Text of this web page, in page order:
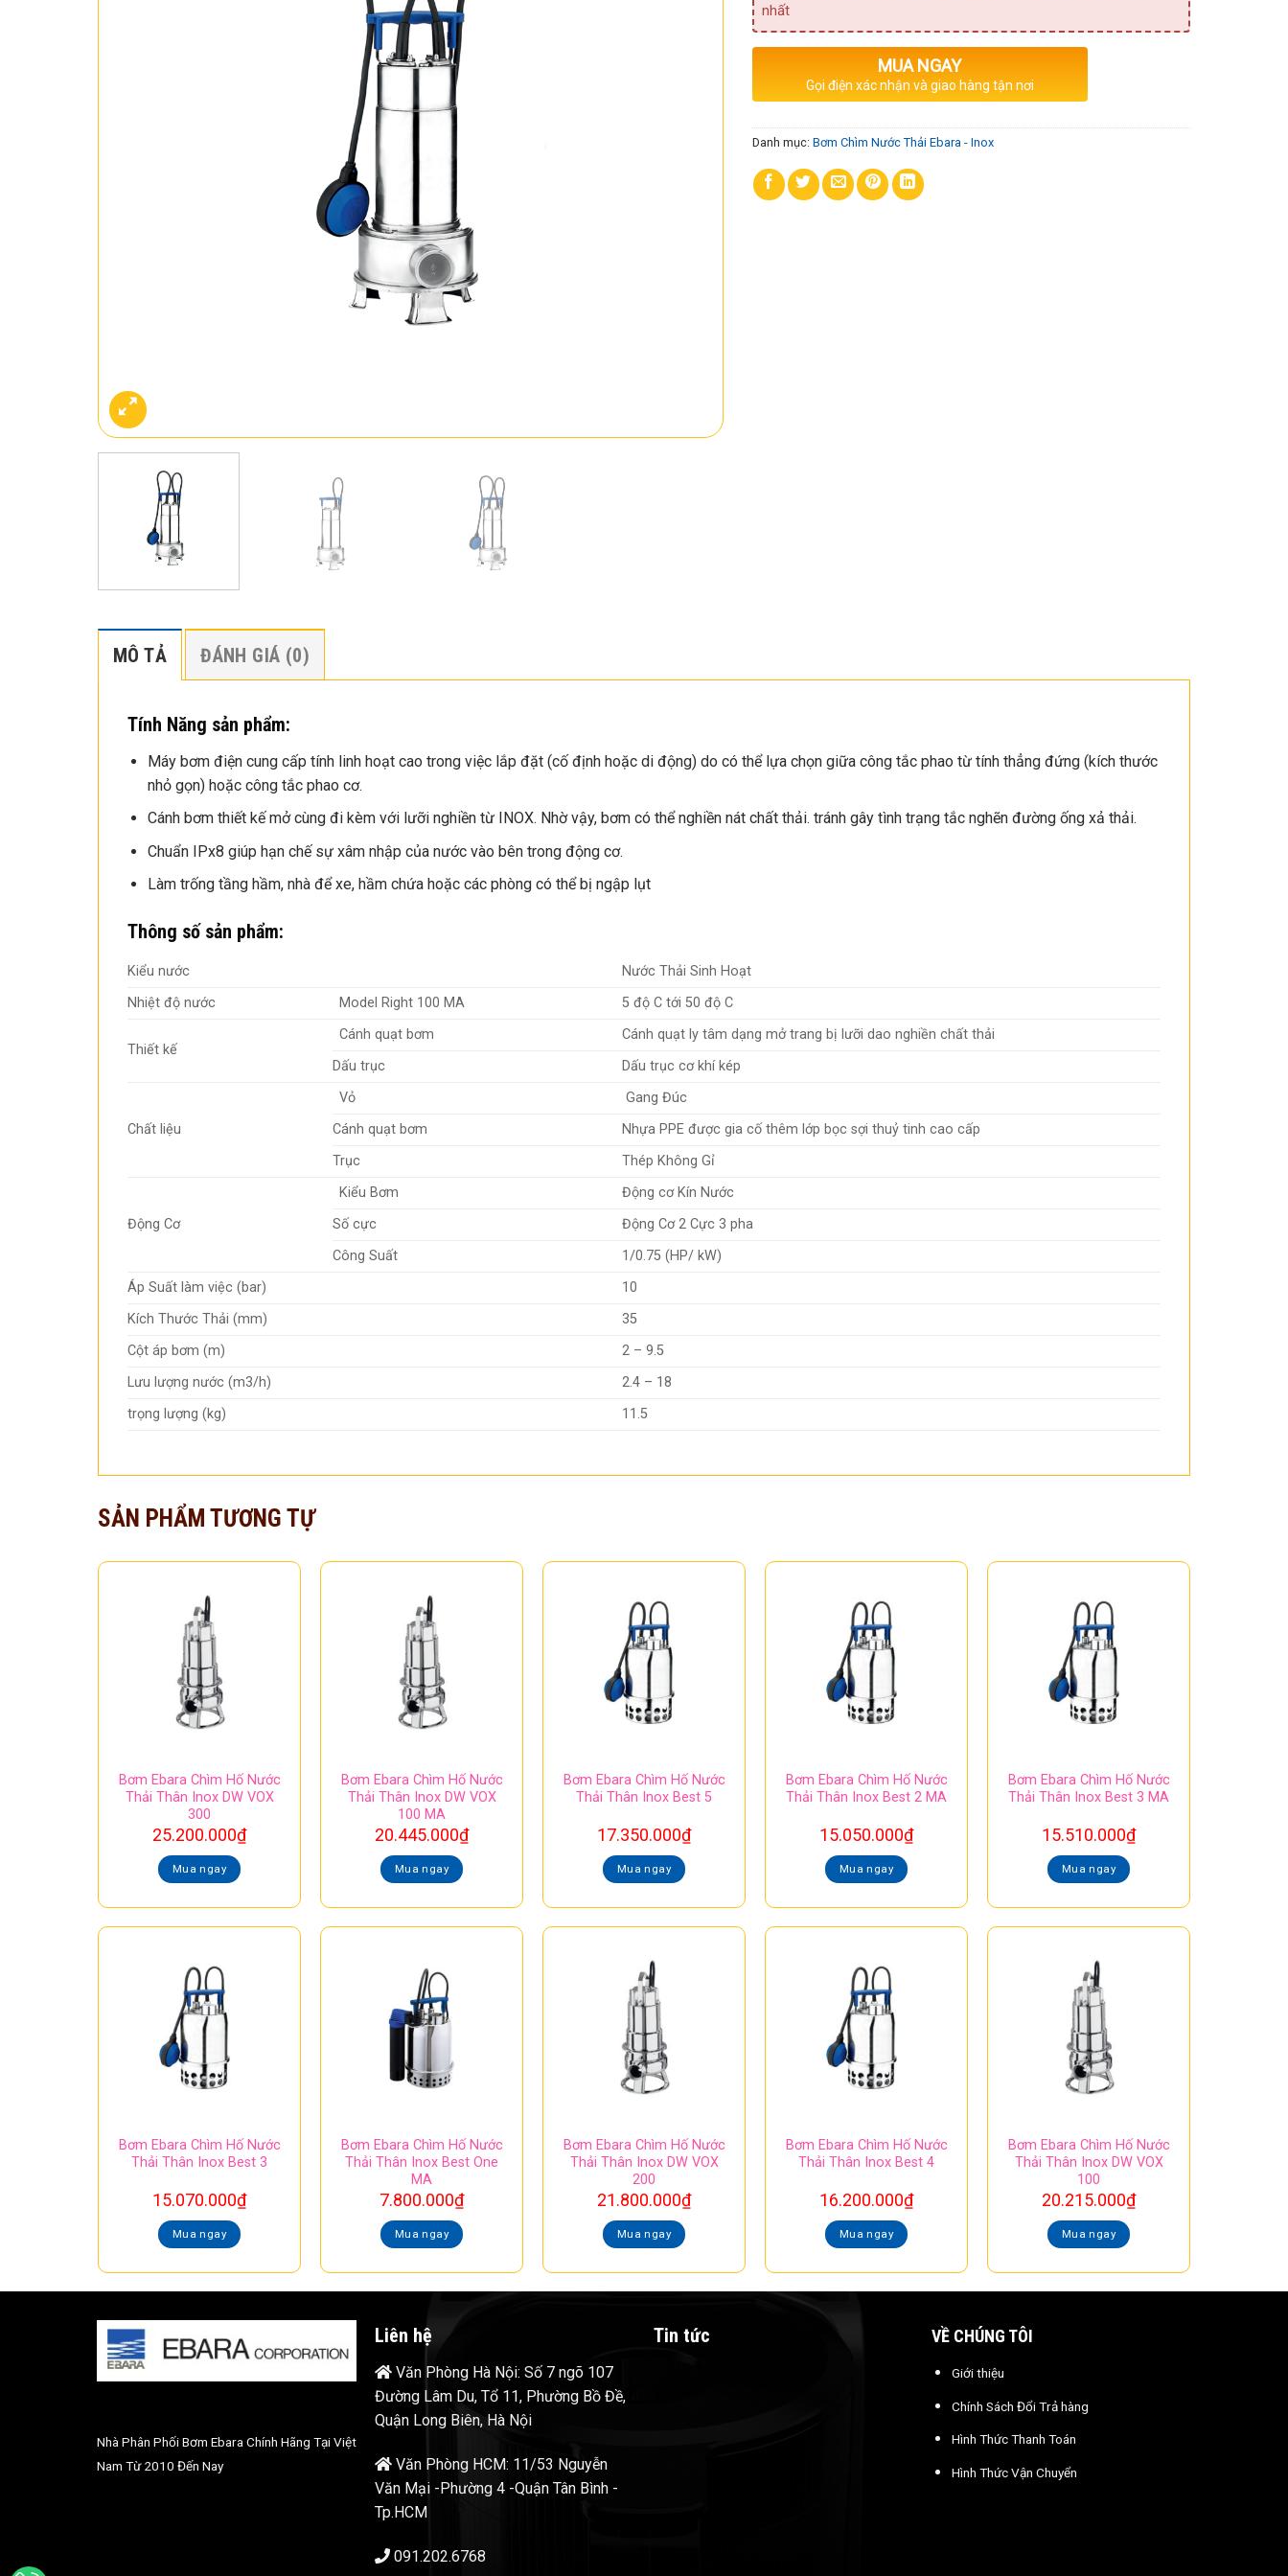
nhất
MUA NGAY
Gọi điện xác nhận và giao hàng tận nơi
Danh mục: Bơm Chìm Nước Thải Ebara - Inox
MÔ TẢ ĐÁNH GIÁ (0)
Tính Năng sản phẩm:
Máy bơm điện cung cấp tính linh hoạt cao trong việc lắp đặt (cố định hoặc di động) do có thể lựa chọn giữa công tắc phao từ tính thẳng đứng (kích thước
nhỏ gọn) hoặc công tắc phao cơ.
Cánh bơm thiết kế mở cùng đi kèm với lưỡi nghiền từ INOX. Nhờ vậy, bơm có thể nghiền nát chất thải. tránh gây tình trạng tắc nghẽn đường ống xả thải.
Chuẩn IPx8 giúp hạn chế sự xâm nhập của nước vào bên trong động cơ.
Làm trống tầng hầm, nhà để xe, hầm chứa hoặc các phòng có thể bị ngập lụt
Thông số sản phẩm:
Kiểu nước
Nước Thải Sinh Hoạt
Nhiệt độ nước
Model Right 100 MA 5 độ C tới 50 độ C
Thiết kế
Cánh quạt bơm
Cánh quạt ly tâm dạng mở trang bị lưỡi dao nghiền chất thải
Dấu trục
Dấu trục cơ khí kép
Chất liệu
Vỏ
Gang Đúc
Cánh quạt bơm
Nhựa PPE được gia cố thêm lớp bọc sợi thuỷ tinh cao cấp
Trục
Thép Không Gỉ
Động Cơ
Kiểu Bơm
Động cơ Kín Nước
Số cực
Động Cơ 2 Cực 3 pha
Công Suất
1/0.75 (HP/ kW)
Áp Suất làm việc (bar)
10
Kích Thước Thải (mm)
35
Cột áp bơm (m)
2 – 9.5
Lưu lượng nước (m3/h)
2.4 – 18
trọng lượng (kg)
11.5
SẢN PHẨM TƯƠNG TỰ
Bơm Ebara Chìm Hố Nước
Thải Thân Inox DW VOX
300
25.200.000₫
Mua ngay
Bơm Ebara Chìm Hố Nước
Thải Thân Inox DW VOX
100 MA
20.445.000₫
Mua ngay
Bơm Ebara Chìm Hố Nước
Thải Thân Inox Best 5
17.350.000₫
Mua ngay
Bơm Ebara Chìm Hố Nước
Thải Thân Inox Best 2 MA
15.050.000₫
Mua ngay
Bơm Ebara Chìm Hố Nước
Thải Thân Inox Best 3 MA
15.510.000₫
Mua ngay
Bơm Ebara Chìm Hố Nước
Thải Thân Inox Best 3
15.070.000₫
Mua ngay
Bơm Ebara Chìm Hố Nước
Thải Thân Inox Best One
MA
7.800.000₫
Mua ngay
Bơm Ebara Chìm Hố Nước
Thải Thân Inox DW VOX
200
21.800.000₫
Mua ngay
Bơm Ebara Chìm Hố Nước
Thải Thân Inox Best 4
16.200.000₫
Mua ngay
Bơm Ebara Chìm Hố Nước
Thải Thân Inox DW VOX
100
20.215.000₫
Mua ngay
Nhà Phân Phối Bơm Ebara Chính Hãng Tại Việt
Nam Từ 2010 Đến Nay
Liên hệ
Văn Phòng Hà Nội: Số 7 ngõ 107
Đường Lâm Du, Tổ 11, Phường Bồ Đề,
Quận Long Biên, Hà Nội
Văn Phòng HCM: 11/53 Nguyễn
Văn Mại -Phường 4 -Quận Tân Bình -
Tp.HCM
091.202.6768
Tin tức VỀ CHÚNG TÔI
Giới thiệu
Chính Sách Đổi Trả hàng
Hình Thức Thanh Toán
Hình Thức Vận Chuyển